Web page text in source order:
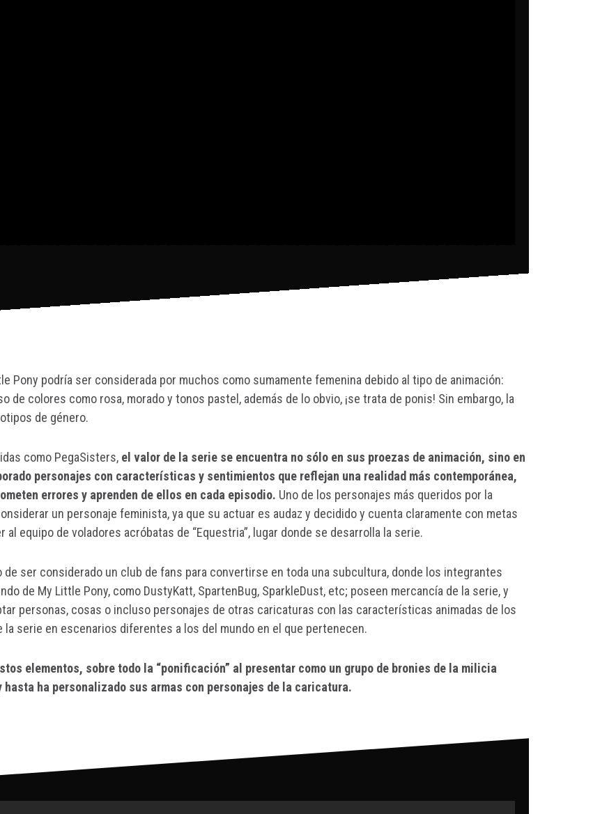
Pony podría ser considerada por muchos como sumamente femenina debido al tipo de animación:
de colores como rosa, morado y tonos pastel, además de lo obvio, ¡se trata de ponis! Sin embargo, la
de género.
como PegaSisters, el valor de la serie se encuentra no sólo en sus proezas de animación, sino en
personajes con características y sentimientos que reflejan una realidad más contemporánea,
errores y aprenden de ellos en cada episodio. Uno de los personajes más queridos por la
un personaje feminista, ya que su actuar es audaz y decidido y cuenta claramente con metas
equipo de voladores acróbatas de “Equestria”, lugar donde se desarrolla la serie.
ser considerado un club de fans para convertirse en toda una subcultura, donde los integrantes
de My Little Pony, como DustyKatt, SpartenBug, SparkleDust, etc; poseen mercancía de la serie, y
personas, cosas o incluso personajes de otras caricaturas con las características animadas de los
serie en escenarios diferentes a los del mundo en el que pertenecen.
elementos, sobre todo la “ponificación” al presentar como un grupo de bronies de la milicia
ha personalizado sus armas con personajes de la caricatura.